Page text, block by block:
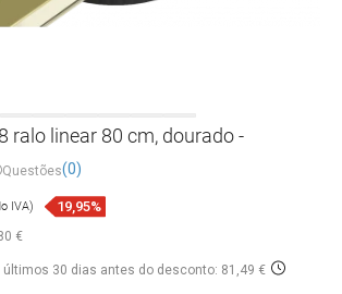
ralo linear 80 cm, dourado -
Questões(0)
€
IVA) 19,95%
últimos 30 dias antes do desconto: 81,49 €